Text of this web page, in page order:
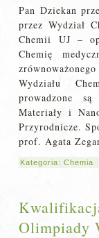
Pan Dziekan
przez Wydział
Chemii UJ –
Chemię
Wydziału
prowadzone
Materiały i
Przyrodnicze.
prof. Agata
Kategoria:Chemia
Olimpiady